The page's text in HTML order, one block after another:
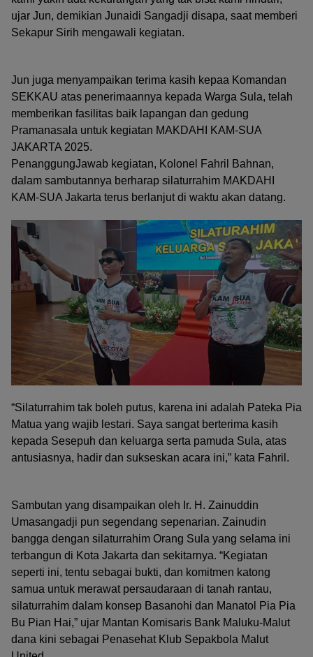
ujar Jun, demikian Junaidi Sangadji disapa, saat memberi
Sekapur Sirih mengawali kegiatan.
Jun juga menyampaikan terima kasih kepaa Komandan
SEKKAU atas penerimaannya kepada Warga Sula, telah
memberikan fasilitas baik lapangan dan gedung
Pramanasala untuk kegiatan MAKDAHI KAM-SUA
JAKARTA 2025.
PenanggungJawab kegiatan, Kolonel Fahril Bahnan,
dalam sambutannya berharap silaturrahim MAKDAHI
KAM-SUA Jakarta terus berlanjut di waktu akan datang.
“Silaturrahim tak boleh putus, karena ini adalah Pateka Pia
Matua yang wajib lestari. Saya sangat berterima kasih
kepada Sesepuh dan keluarga serta pamuda Sula, atas
antusiasnya, hadir dan sukseskan acara ini,” kata Fahril.
Sambutan yang disampaikan oleh Ir. H. Zainuddin
Umasangadji pun segendang sepenarian. Zainudin
bangga dengan silaturrahim Orang Sula yang selama ini
terbangun di Kota Jakarta dan sekitarnya. “Kegiatan
seperti ini, tentu sebagai bukti, dan komitmen katong
samua untuk merawat persaudaraan di tanah rantau,
silaturrahim dalam konsep Basanohi dan Manatol Pia Pia
Bu Pian Hai,” ujar Mantan Komisaris Bank Maluku-Malut
dana kini sebagai Penasehat Klub Sepakbola Malut